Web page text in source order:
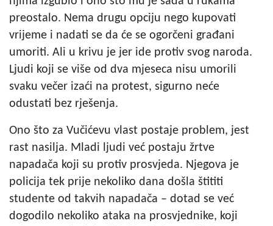
preostalo. Nema drugu opciju nego kupovati
vrijeme i nadati se da će se ogorčeni građani
umoriti. Ali u krivu je jer ide protiv svog naroda.
Ljudi koji se više od dva mjeseca nisu umorili
svaku večer izaći na protest, sigurno neće
odustati bez rješenja.
Ono što za Vučićevu vlast postaje problem, jest
rast nasilja. Mladi ljudi već postaju žrtve
napadača koji su protiv prosvjeda. Njegova je
policija tek prije nekoliko dana došla štititi
studente od takvih napadača – dotad se već
dogodilo nekoliko ataka na prosvjednike, koji